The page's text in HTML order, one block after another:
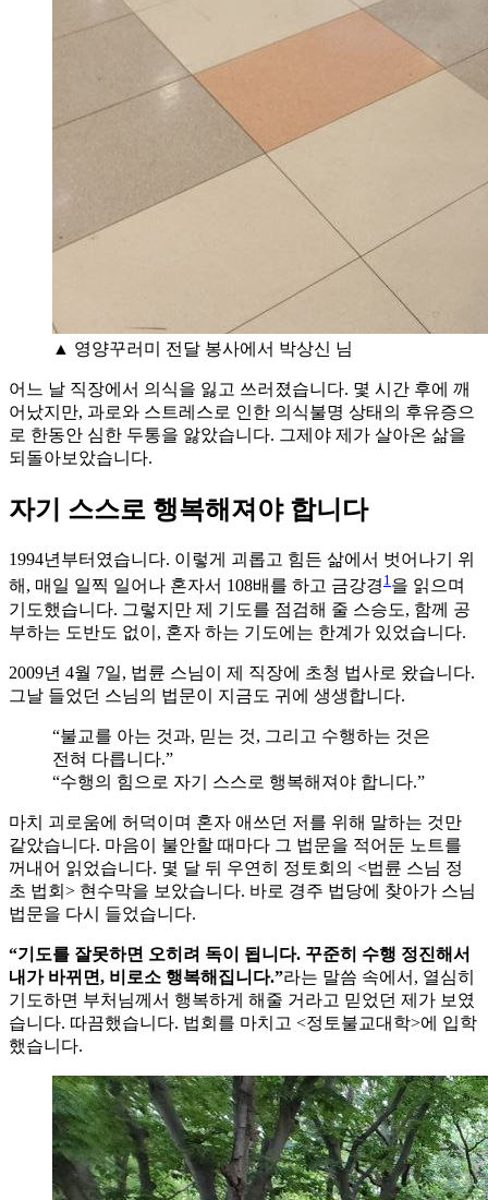
▲ 영양꾸러미 전달 봉사에서 박상신 님
어느 날 직장에서 의식을 잃고 쓰러졌습니다. 몇 시간 후에 깨
어났지만, 과로와 스트레스로 인한 의식불명 상태의 후유증으
로 한동안 심한 두통을 앓았습니다. 그제야 제가 살아온 삶을
되돌아보았습니다.
자기 스스로 행복해져야 합니다
1994년부터였습니다. 이렇게 괴롭고 힘든 삶에서 벗어나기 위
해, 매일 일찍 일어나 혼자서 108배를 하고 금강경 1을 읽으며
기도했습니다. 그렇지만 제 기도를 점검해 줄 스승도, 함께 공
부하는 도반도 없이, 혼자 하는 기도에는 한계가 있었습니다.
2009년 4월 7일, 법륜 스님이 제 직장에 초청 법사로 왔습니다.
그날 들었던 스님의 법문이 지금도 귀에 생생합니다.
“불교를 아는 것과, 믿는 것, 그리고 수행하는 것은
전혀 다릅니다.”
“수행의 힘으로 자기 스스로 행복해져야 합니다.”
마치 괴로움에 허덕이며 혼자 애쓰던 저를 위해 말하는 것만
같았습니다. 마음이 불안할 때마다 그 법문을 적어둔 노트를
꺼내어 읽었습니다. 몇 달 뒤 우연히 정토회의 <법륜 스님 정
초 법회> 현수막을 보았습니다. 바로 경주 법당에 찾아가 스님
법문을 다시 들었습니다.
“기도를 잘못하면 오히려 독이 됩니다. 꾸준히 수행 정진해서
내가 바뀌면, 비로소 행복해집니다.”라는 말씀 속에서, 열심히
기도하면 부처님께서 행복하게 해줄 거라고 믿었던 제가 보였
습니다. 따끔했습니다. 법회를 마치고 <정토불교대학>에 입학
했습니다.